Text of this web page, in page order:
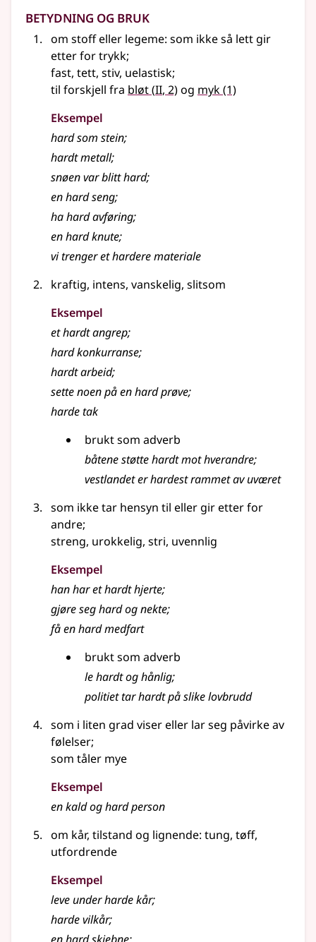
Betydning og bruk
om stoff eller legeme: som ikke så lett gir
etter for trykk;
fast, tett, stiv, uelastisk;
til forskjell fra bløt(2
II, 2)og myk(1)
Eksempel
hardsom stein;
hardtmetall;
snøen var blitthard;
enhardseng;
ha hard avføring;
enhardknute;
vi trenger et hardere materiale
kraftig, intens, vanskelig, slitsom
Eksempel
ethardtangrep;
hardkonkurranse;
hardtarbeid;
sette noen på enhardprøve;
harde tak
brukt som adverb
båtene støtte hardt mot hverandre;
vestlandet er hardest rammet av uværet
som ikke tar hensyn til eller gir etter for
andre;
streng, urokkelig, stri, uvennlig
Eksempel
han har et hardt hjerte;
gjøre seghardog nekte;
få enhardmedfart
brukt som adverb
lehardtog hånlig;
politiet tar hardt på slike lovbrudd
som i liten grad viser eller lar seg påvirke av
følelser;
som tåler mye
Eksempel
en kald og hard person
om kår, tilstand og lignende: tung, tøff,
utfordrende
Eksempel
leve underhardekår;
hardevilkår;